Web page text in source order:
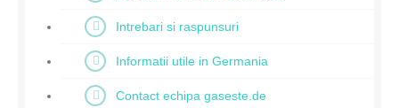
Intrebari si raspunsuri
Informatii utile in Germania
Contact echipa gaseste.de